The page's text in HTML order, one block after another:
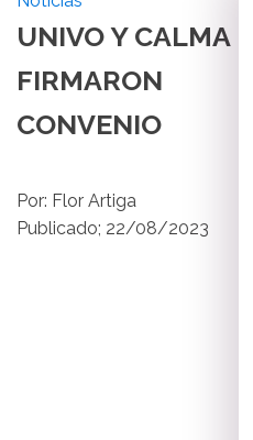
UNIVO Y CALMA
FIRMARON
CONVENIO
Por: Flor Artiga
Publicado; 22/08/2023